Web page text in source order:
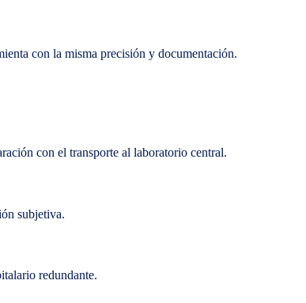
con la misma precisión y documentación.
con el transporte al laboratorio central.
subjetiva.
redundante.